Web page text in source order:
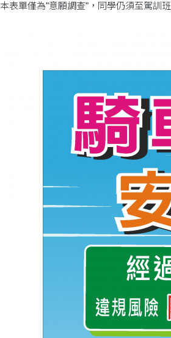
本表單僅為"意願調查"，同學仍須至駕訓